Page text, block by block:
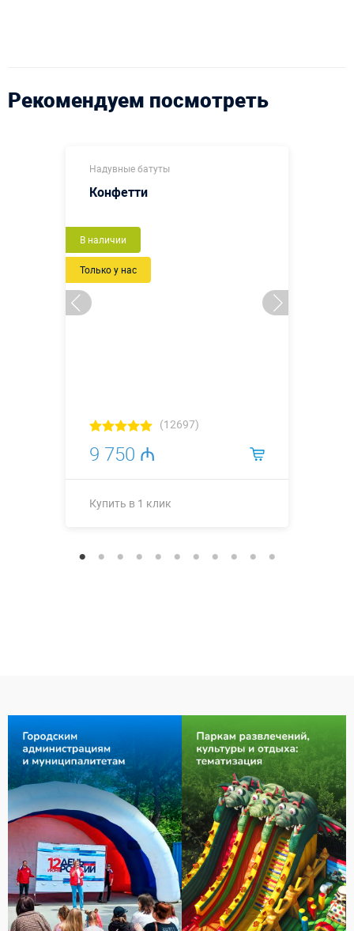
Рекомендуем посмотреть
Надувные батуты
Конфетти
Новый
Только у нас
В наличии
(12697)
9 750 ₼
Купить в 1 клик